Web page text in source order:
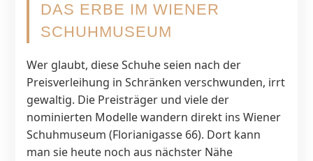
DAS ERBE IM WIENER
SCHUHMUSEUM
Wer glaubt, diese Schuhe seien nach der
Preisverleihung in Schränken verschwunden, irrt
gewaltig. Die Preisträger und viele der
nominierten Modelle wandern direkt ins Wiener
Schuhmuseum (Florianigasse 66). Dort kann
man sie heute noch aus nächster Nähe